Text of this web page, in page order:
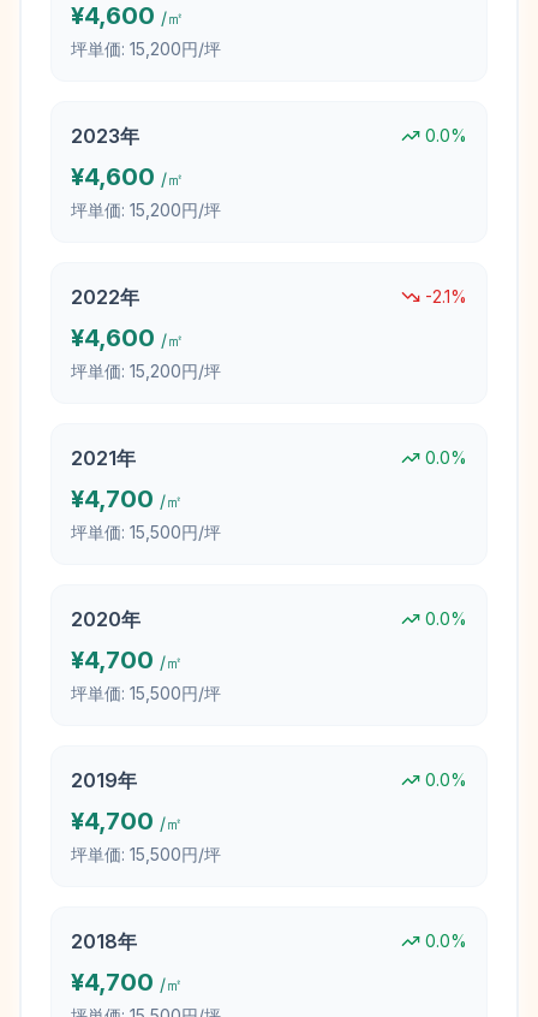
¥4,600 /㎡
坪単価: 15,200円/坪
2023年 0.0%
¥4,600 /㎡
坪単価: 15,200円/坪
2022年 -2.1%
¥4,600 /㎡
坪単価: 15,200円/坪
2021年 0.0%
¥4,700 /㎡
坪単価: 15,500円/坪
2020年 0.0%
¥4,700 /㎡
坪単価: 15,500円/坪
2019年 0.0%
¥4,700 /㎡
坪単価: 15,500円/坪
2018年 0.0%
¥4,700 /㎡